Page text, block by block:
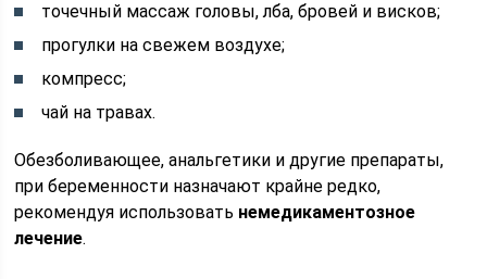
точечный массаж головы, лба, бровей и висков;
прогулки на свежем воздухе;
компресс;
чай на травах.
Обезболивающее, анальгетики и другие препараты,
при беременности назначают крайне редко,
рекомендуя использовать немедикаментозное
лечение.